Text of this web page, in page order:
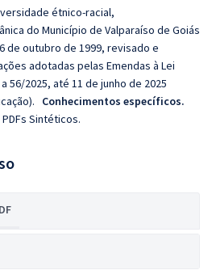
étnico-racial,
do Município de Valparaíso de Goiás
de outubro de 1999, revisado e
adotadas pelas Emendas à Lei
56/2025, até 11 de junho de 2025
Conhecimentos específicos.
Sintéticos.